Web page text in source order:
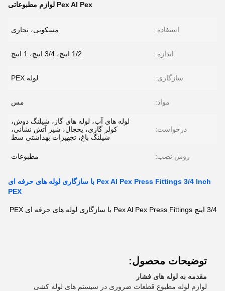
Pex Al Pex لوازم مطبوعاتی
استفاده: مسکونی، تجاری
اندازه: 1/2 اینچ، 3/4 اینچ، 1 اینچ
سازگاری: لوله PEX
مواد: مس
درخواست:
لوله های آب، لوله های گاز، شیلنگ دوش،
کولر گازی، یخچال، شیر آتش نشانی،
شیلنگ باغ، تجهیزات بهداشتی سط
روش نصب: مطبوعات
Pex Al Pex Press Fittings 3/4 Inch با سازگاری لوله های حرفه ای
PEX
3/4 اینچ Pex Al Pex Press Fittings با سازگاری لوله های حرفه ای PEX
توضیحات محصول:
مقدمه به لوله های فشار
لوازم لوله مطبوع قطعات ضروری در سیستم های لوله کشی